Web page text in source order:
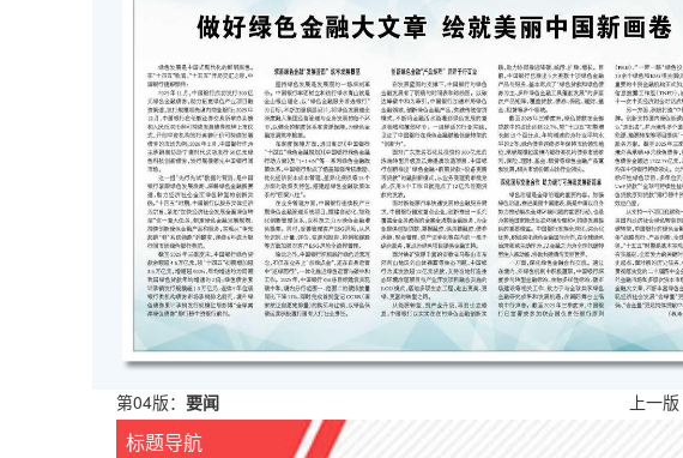
第04版： 要闻 上一版
标题导航